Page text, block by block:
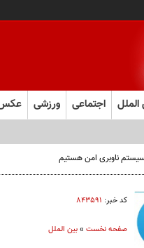
الملل اجتماعی ورزشی
کد خبر: ۸۴۳۵۹۱
صفحه نخست»بین الملل